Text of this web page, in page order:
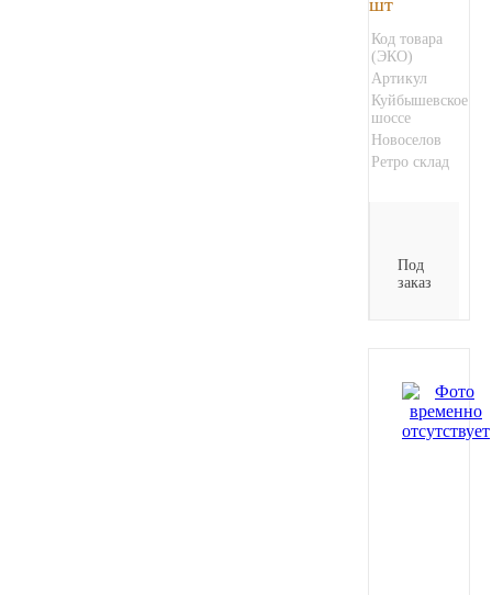
шт
Код товара
(ЭКО)
Артикул
Куйбышевское
шоссе
Новоселов
Ретро склад
Под
заказ